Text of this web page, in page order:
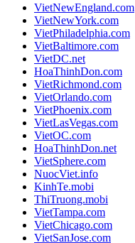
VietNewEngland.com
VietNewYork.com
VietPhiladelphia.com
VietBaltimore.com
VietDC.net
HoaThinhDon.com
VietRichmond.com
VietOrlando.com
VietPhoenix.com
VietLasVegas.com
VietOC.com
HoaThinhDon.net
VietSphere.com
NuocViet.info
KinhTe.mobi
ThiTruong.mobi
VietTampa.com
VietChicago.com
VietSanJose.com